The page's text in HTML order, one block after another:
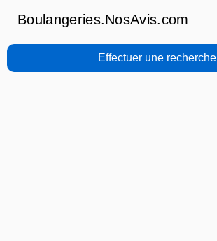
Boulangeries.NosAvis.com
Effectuer une recherche